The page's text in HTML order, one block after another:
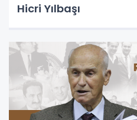
Hicri Yılbaşı